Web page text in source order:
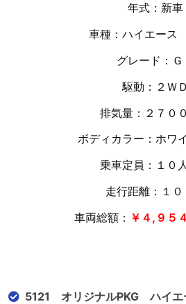
年式：新車
車種：ハイエース
グレード：Ｇ
駆動：２ＷＤ
排気量：２７０
ボディカラー：ホワ
乗車定員：１０
走行距離：１０
車両総額： ￥４,９５
5121 オリジナルPKG ハイ